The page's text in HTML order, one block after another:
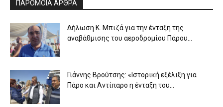
ΠΑΡΟΜΟΙΑ ΑΡΘΡΑ
Δήλωση Κ. Μπιζά για την ένταξη της
αναβάθμισης του αεροδρομίου Πάρου...
Γιάννης Βρούτσης: «Ιστορική εξέλιξη για
Πάρο και Αντίπαρο η ένταξη του...